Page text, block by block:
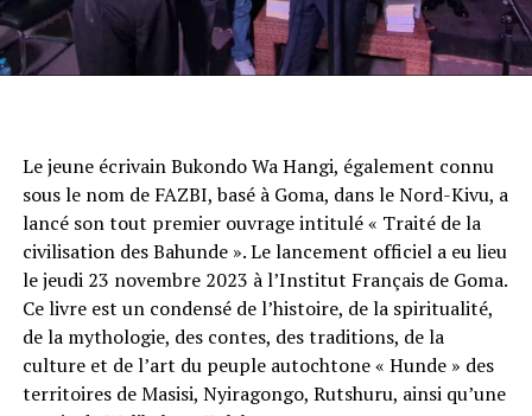
Le jeune écrivain Bukondo Wa Hangi, également connu
sous le nom de FAZBI, basé à Goma, dans le Nord-Kivu, a
lancé son tout premier ouvrage intitulé « Traité de la
civilisation des Bahunde ». Le lancement officiel a eu lieu
le jeudi 23 novembre 2023 à l’Institut Français de Goma.
Ce livre est un condensé de l’histoire, de la spiritualité,
de la mythologie, des contes, des traditions, de la
culture et de l’art du peuple autochtone « Hunde » des
territoires de Masisi, Nyiragongo, Rutshuru, ainsi qu’une